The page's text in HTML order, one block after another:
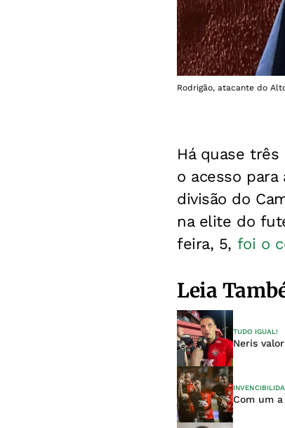
Rodrigão, atacante do
Há quase
o acesso
divisão do
na elite do
feira, 5, foi o
Leia
TUDO IGUAL!
Neris
Com um